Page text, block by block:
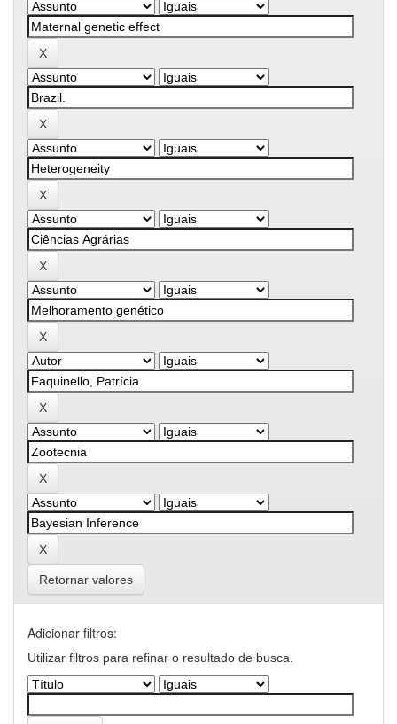
Retornar valores
Adicionar filtros:
Utilizar filtros para refinar o resultado de busca.